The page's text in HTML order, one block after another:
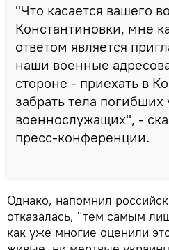
"Что касается вашего
Константиновки, мне
ответом является
наши военные
стороне - приехать в
забрать тела погибших
военнослужащих", -
пресс-конференции.
Однако, напомнил
отказалась, "тем самым
как уже многие оценили